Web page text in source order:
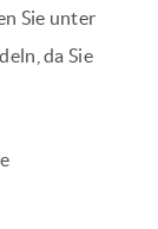
Sie unter
da Sie